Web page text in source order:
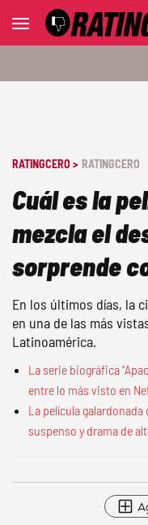
RATINGCERO > RATINGCERO
Cuál es la
mezcla el
sorprende
En los últimos días, la
en una de las más
Latinoamérica.
La serie biográfica
entre lo más visto en
La película
suspenso y drama de